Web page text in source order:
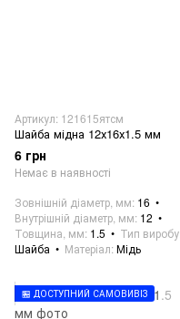
Артикул: 121615ятсм
Шайба мідна 12х16х1.5 мм
6 грн
Немає в наявності
Зовнішній діаметр, мм 16
Внутрішній діаметр, мм 12
Товщина, мм 1.5
Тип виробу
Шайба
Матеріал Мідь
🏪 ДОСТУПНИЙ САМОВИВІЗ